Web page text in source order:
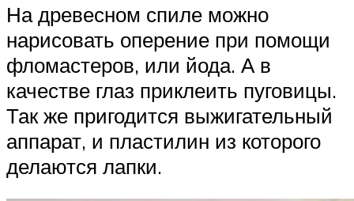
На древесном спиле можно
нарисовать оперение при помощи
фломастеров, или йода. А в
качестве глаз приклеить пуговицы.
Так же пригодится выжигательный
аппарат, и пластилин из которого
делаются лапки.